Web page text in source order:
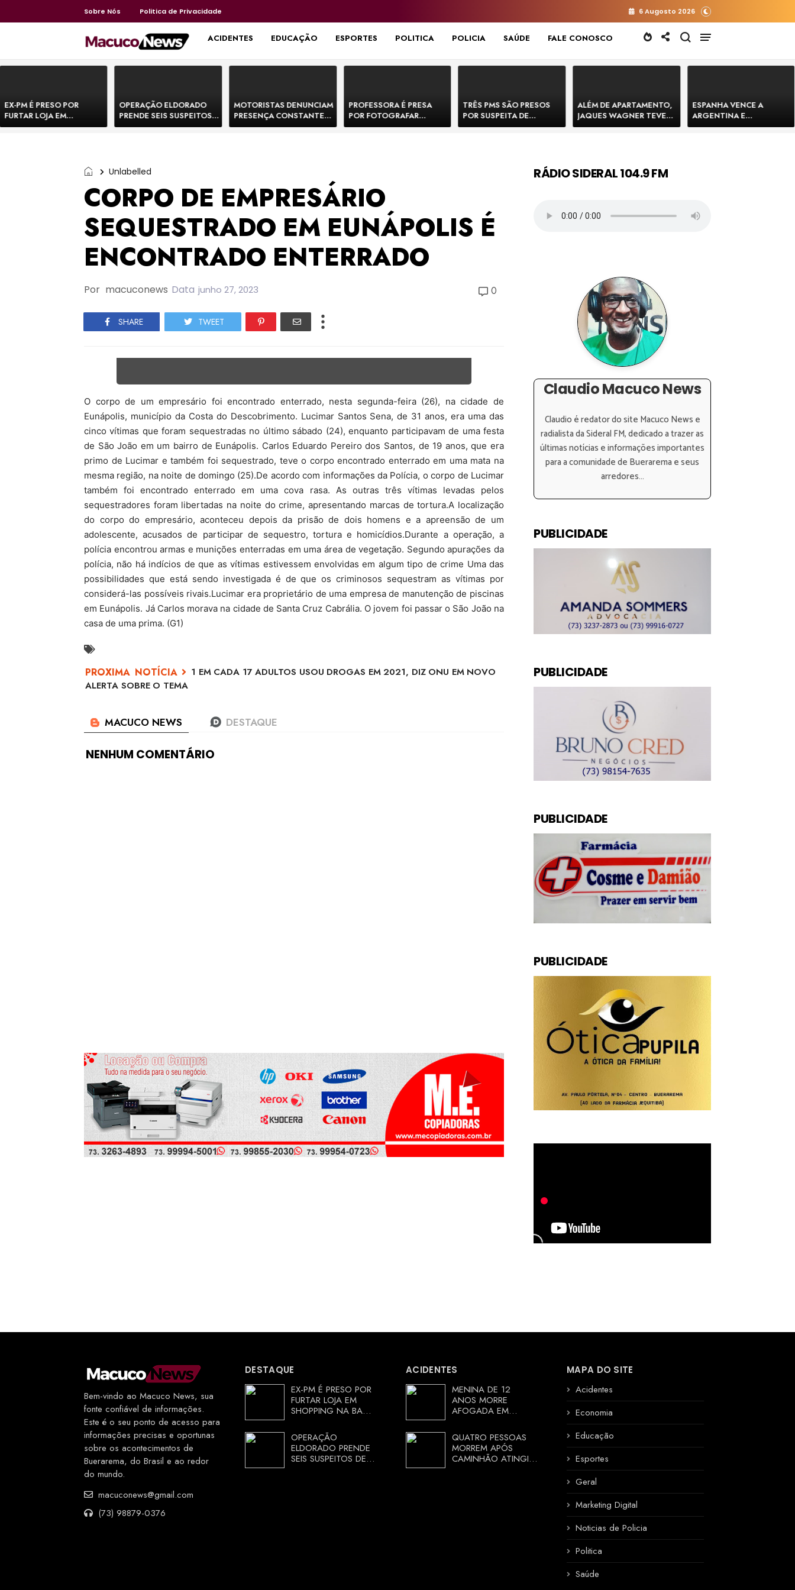
Sobre Nós Politica de Privacidade 6 Augosto 2026
HOME ACIDENTES EDUCAÇÃO ESPORTES POLITICA POLICIA SAÚDE FALE CONOSCO
EX-PM É PRESO POR
FURTAR LOJA EM
SHOPPING NA BAHIA E
OPERAÇÃO ELDORADO
PRENDE SEIS SUSPEITOS
DE MOVIMENTAR R$ 25
MOTORISTAS DENUNCIAM
PRESENÇA CONSTANTE
DE BOVINOS NA BR-330 E
PROFESSORA É PRESA
POR FOTOGRAFAR
PARTES ÍNTIMAS DE
TRÊS PMS SÃO PRESOS
POR SUSPEITA DE
EXECUTAR DOIS HOMENS
ALÉM DE APARTAMENTO,
JAQUES WAGNER TEVE
VENDA DE TERRENO PARA
ESPANHA VENCE A
ARGENTINA E
CONQUISTA A COPA DO
Unlabelled
CORPO DE EMPRESÁRIO
SEQUESTRADO EM EUNÁPOLIS É
ENCONTRADO ENTERRADO
Por macuconews Data junho 27, 2023 0
SHARE TWEET
O corpo de um empresário foi encontrado enterrado, nesta segunda-feira (26), na cidade de
Eunápolis, município da Costa do Descobrimento. Lucimar Santos Sena, de 31 anos, era uma das
cinco vítimas que foram sequestradas no último sábado (24), enquanto participavam de uma festa
de São João em um bairro de Eunápolis. Carlos Eduardo Pereiro dos Santos, de 19 anos, que era
primo de Lucimar e também foi sequestrado, teve o corpo encontrado enterrado em uma mata na
mesma região, na noite de domingo (25).De acordo com informações da Polícia, o corpo de Lucimar
também foi encontrado enterrado em uma cova rasa. As outras três vítimas levadas pelos
sequestradores foram libertadas na noite do crime, apresentando marcas de tortura.A localização
do corpo do empresário, aconteceu depois da prisão de dois homens e a apreensão de um
adolescente, acusados de participar de sequestro, tortura e homicídios.Durante a operação, a
polícia encontrou armas e munições enterradas em uma área de vegetação. Segundo apurações da
polícia, não há indícios de que as vítimas estivessem envolvidas em algum tipo de crime Uma das
possibilidades que está sendo investigada é de que os criminosos sequestram as vítimas por
considerá-las possíveis rivais.Lucimar era proprietário de uma empresa de manutenção de piscinas
em Eunápolis. Já Carlos morava na cidade de Santa Cruz Cabrália. O jovem foi passar o São João na
casa de uma prima. (G1)
1 EM CADA 17 ADULTOS USOU DROGAS EM 2021, DIZ ONU EM NOVO
ALERTA SOBRE O TEMA
NENHUM COMENTÁRIO
RÁDIO SIDERAL 104.9 FM
Claudio Macuco News
Claudio é redator do site Macuco News e
radialista da Sideral FM, dedicado a trazer as
últimas notícias e informações importantes
para a comunidade de Buerarema e seus
arredores...
PUBLICIDADE
PUBLICIDADE
PUBLICIDADE
PUBLICIDADE
Bem-vindo ao Macuco News, sua
fonte confiável de informações.
Este é o seu ponto de acesso para
informações precisas e oportunas
sobre os acontecimentos de
Buerarema, do Brasil e ao redor
do mundo.
macuconews@gmail.com
(73) 98879-0376
DESTAQUE
EX-PM É PRESO POR
FURTAR LOJA EM
SHOPPING NA BAHIA
CORRENDO DE
DELEGACIA
OPERAÇÃO
ELDORADO PRENDE
SEIS SUSPEITOS DE
ACIDENTES
MENINA DE 12
ANOS MORRE
AFOGADA EM
RURAL DE ARACI,
BAHIA; POLÍCIA
INVESTIGA
CIRCUNSTÂNCIAS
QUATRO PESSOAS
MORREM APÓS
CAMINHÃO ATINGIR
MAPA DO SITE
Acidentes
Economia
Educação
Esportes
Geral
Marketing Digital
Noticias de Policia
Politica
Saúde